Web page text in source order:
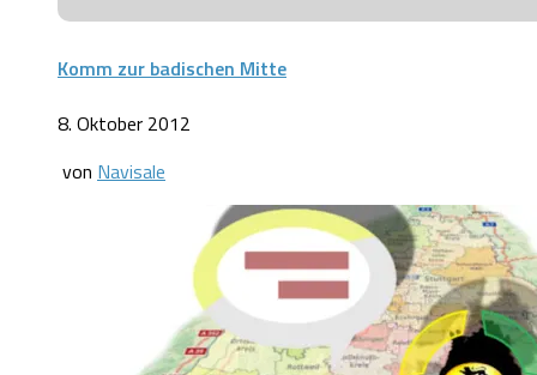
Komm zur badischen Mitte
8. Oktober 2012
von Navisale